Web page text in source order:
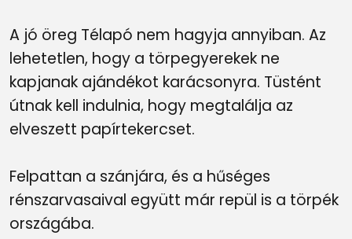
A jó öreg Télapó nem hagyja annyiban. Az
lehetetlen, hogy a törpegyerekek ne
kapjanak ajándékot karácsonyra. Tüstént
útnak kell indulnia, hogy megtalálja az
elveszett papírtekercset.
Felpattan a szánjára, és a hűséges
rénszarvasaival együtt már repül is a törpék
országába.